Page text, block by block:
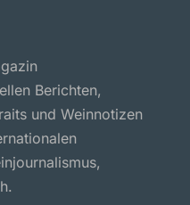
Berichten,
und Weinnotizen